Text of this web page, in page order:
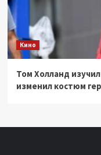
Кино
Том Холланд
изменил костюм